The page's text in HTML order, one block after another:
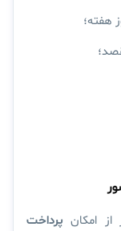
از امکان پرداخت